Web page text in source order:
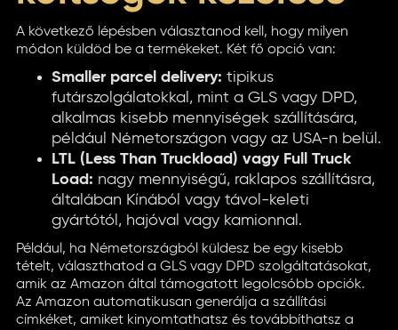
A következő lépésben választanod kell, hogy milyen
módon küldöd be a termékeket. Két fő opció van:
Smaller parcel delivery: tipikus
futárszolgálatokkal, mint a GLS vagy DPD,
alkalmas kisebb mennyiségek szállítására,
például Németországon vagy az USA-n belül.
LTL (Less Than Truckload) vagy Full Truck
Load: nagy mennyiségű, raklapos szállításra,
általában Kínából vagy távol-keleti
gyártótól, hajóval vagy kamionnal.
Például, ha Németországból küldesz be egy kisebb
tételt, választhatod a GLS vagy DPD szolgáltatásokat,
amik az Amazon által támogatott legolcsóbb opciók.
Az Amazon automatikusan generálja a szállítási
címkéket, amiket kinyomtathatsz és továbbíthatsz a